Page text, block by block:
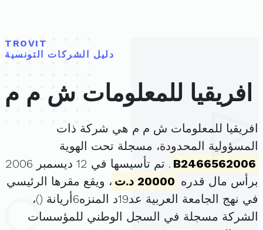
TROVIT
دليل الشركات التونسية
افريقيا للمعلومات ش م م
افريقيا للمعلومات ش م م هي شركة ذات
المسؤولية المحدودة، مسجلة تحت الهوية
B2466562006
. تم تأسيسها في 12 ديسمبر 2006
برأس مال قدره 20000 د.ت
، ويقع مقرها الرئيسي
في نهج الجامعة العربية عد19د المنزه6أريانة (
)،
الشركة مسجلة في السجل الوطني للمؤسسات